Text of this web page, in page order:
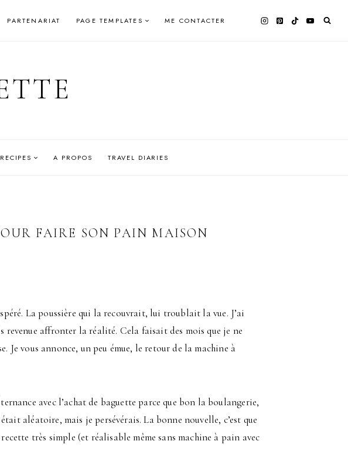
PARTENARIAT PAGE TEMPLATES ME CONTACTER
A PROPOS TRAVEL DIARIES
FAIRE SON PAIN MAISON
La poussière qui la recouvrait, lui troublait la vue. J’ai
revenue affronter la réalité. Cela faisait des mois que je ne
Je vous annonce, un peu émue, le retour de la machine à
avec l’achat de baguette parce que bon la boulangerie,
aléatoire, mais je persévérais. La bonne nouvelle, c’est que
très simple (et réalisable même sans machine à pain avec